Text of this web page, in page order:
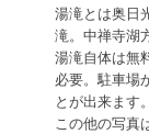
湯滝とは奥日
滝。中禅寺湖
湯滝自体は無
必要。駐車場
とが出来ます。
この他の写